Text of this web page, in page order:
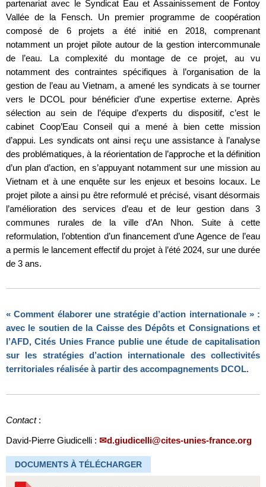
partenariat avec le Syndicat Eau et Assainissement de Fontoy
Vallée de la Fensch. Un premier programme de coopération
composé de 6 projets a été initié en 2018, comprenant
notamment un projet pilote autour de la gestion intercommunale
de l’eau. La complexité du montage de ce projet, au vu
notamment des contraintes spécifiques à l’organisation de la
gestion de l’eau au Vietnam, a amené les syndicats à se tourner
vers le DCOL pour bénéficier d’une expertise externe. Après
sélection au sein de l’équipe d’experts du dispositif, c’est le
cabinet Coop’Eau Conseil qui a mené à bien cette mission
d’appui. Les syndicats ont ainsi reçu une assistance à l’analyse
des problématiques, à la réorientation de l’approche et la définition
d’un plan d’action, en s’appuyant notamment sur une mission au
Vietnam et à une enquête sur les enjeux et besoins locaux. Le
projet pilote a ainsi pu être reformulé et précisé, visant désormais
l’amélioration des services d’eau et de leur gestion dans 3
communes rurales de la ville d’An Nhon. Suite à cette
reformulation, l’obtention d’un financement d’une Agence de l’eau
a permis le lancement effectif du projet à l’été 2024, sur une durée
de 3 ans.
« Comment élaborer une stratégie d’action internationale »:
avec le soutien de la Caisse des Dépôts et Consignations et
l’AFD, Cités Unies France publie une étude de capitalisation
sur les stratégies d’action internationale des collectivités
territoriales réalisée à partir des accompagnements DCOL.
Contact:
David-Pierre Giudicelli : d.giudicelli@cites-unies-france.org
DOCUMENTS À TÉLÉCHARGER